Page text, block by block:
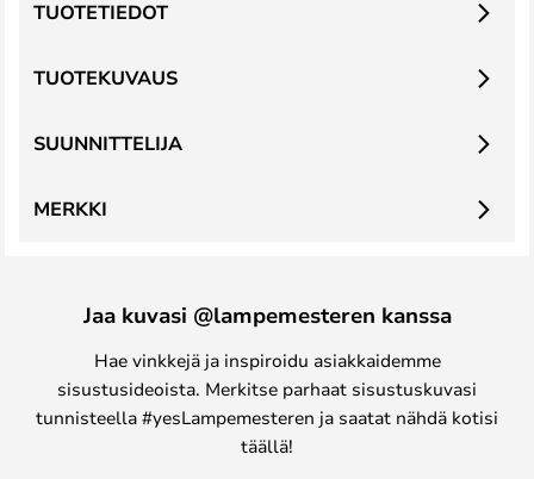
TUOTEKUVAUS
TUOTETIEDOT
SUUNNITTELIJA
MERKKI
Jaa kuvasi @lampemesteren kanssa
Hae vinkkejä ja inspiroidu asiakkaidemme
sisustusideoista. Merkitse parhaat sisustuskuvasi
tunnisteella #yesLampemesteren ja saatat nähdä kotisi
täällä!